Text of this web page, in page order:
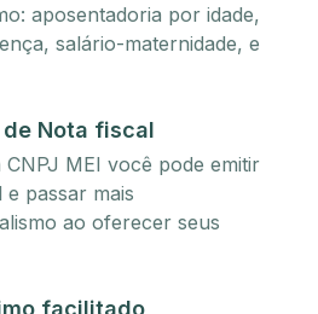
aposentadoria por idade,
salário-maternidade, e
de Nota fiscal
MEI você pode emitir
e passar mais
ao oferecer seus
facilitado